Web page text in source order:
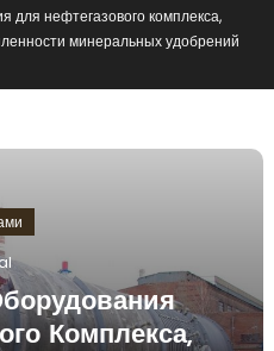
для нефтегазового комплекса,
минеральных удобрений
Комплекса,